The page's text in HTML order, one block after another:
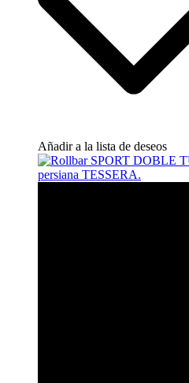
Añadir a la lista de deseos